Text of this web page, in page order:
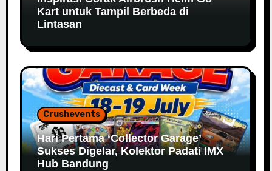
Kart untuk Tampil Berbeda di
Lintasan
Crushevents
Hari Pertama ‘Collector Garage’
Sukses Digelar, Kolektor Padati IMX
Hub Bandung